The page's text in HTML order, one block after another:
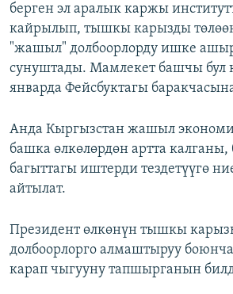
берген эл аралык каржы
кайрылып, тышкы карызды
"жашыл" долбоорлорду ишке
сунуштады. Мамлекет башчы бул
январда Фейсбуктагы
Анда Кыргызстан жашыл
башка өлкөлөрдөн артта калганы,
багыттагы иштерди тездетүүгө
айтылат.
Президент өлкөнүн тышкы
долбоорлорго алмаштыруу
карап чыгууну тапшырганын